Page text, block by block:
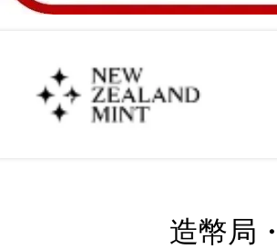
造幣局